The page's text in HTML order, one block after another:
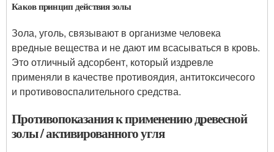
Каков принцип действия золы
Зола, уголь, связывают в организме человека
вредные вещества и не дают им всасываться в кровь.
Это отличный адсорбент, который издревле
применяли в качестве противоядия, антитоксичесого
и противовоспалительного средства.
Противопоказания к применению древесной
золы / активированного угля